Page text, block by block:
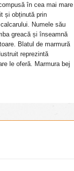
în cea mai mare
și obținută prin
Numele său
greacă și înseamnă
Blatul de marmură
reprezintă
le oferă. Marmura bej